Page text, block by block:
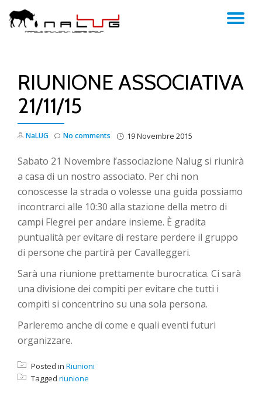
Skip
RIUNIONE ASSOCIATIVA
21/11/15
NaLUG 19 Novembre 2015
No comments
Sabato 21 Novembre l’associazione Nalug si riunirà
a casa di un nostro associato. Per chi non
conoscesse la strada o volesse una guida possiamo
incontrarci alle 10:30 alla stazione della metro di
campi Flegrei per andare insieme. È gradita
puntualità per evitare di restare perdere il gruppo
di persone che partirà per Cavalleggeri.
Sarà una riunione prettamente burocratica. Ci sarà
una divisione dei compiti per evitare che tutti i
compiti si concentrino su una sola persona.
Parleremo anche di come e quali eventi futuri
organizzare.
Posted in Riunioni
Tagged riunione